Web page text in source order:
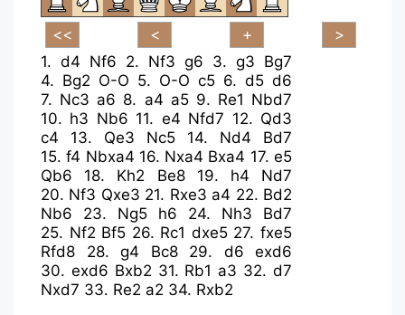
1. d4 Nf6 2. Nf3 g6 3. g3 Bg7
4. Bg2 O-O 5. O-O c5 6. d5 d6
7. Nc3 a6 8. a4 a5 9. Re1 Nbd7
10. h3 Nb6 11. e4 Nfd7 12. Qd3
c4
13. Qe3 Nc5 14. Nd4
Bd7
15.f4 Nbxa4 16. Nxa4 Bxa4 17.e5
Qb6
18. Kh2 Be8 19. h4
Nd7
20. Nf3 Qxe3 21. Rxe3 a4 22. Bd2
Nb6
23. Ng5 h6 24. Nh3
Bd7
25. Nf2 Bf5 26. Rc1 dxe5 27.fxe5
Rfd8
28. g4 Bc8 29. d6
exd6
30. exd6 Bxb2 31. Rb1 a3 32.d7
Nxd7 33. Re2 a2 34. Rxb2